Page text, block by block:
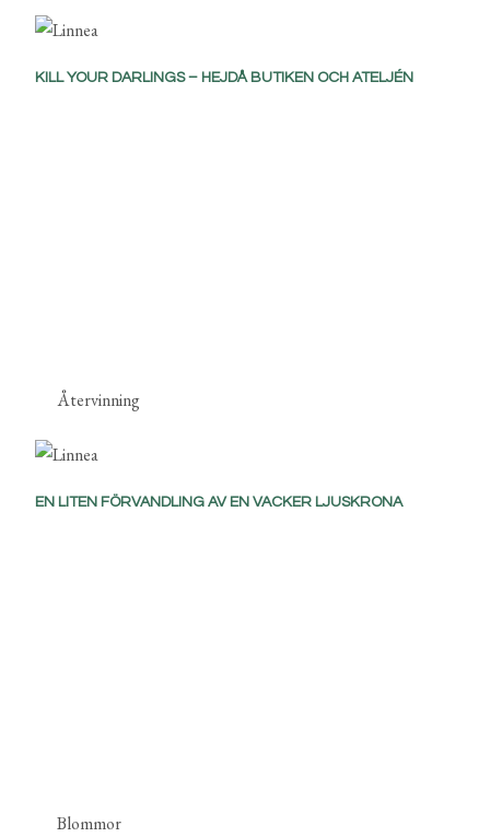
KILL YOUR DARLINGS – HEJDÅ BUTIKEN OCH ATELJÉN
Återvinning
EN LITEN FÖRVANDLING AV EN VACKER LJUSKRONA
Blommor